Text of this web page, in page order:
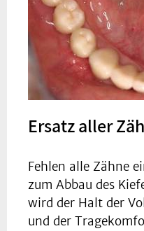
Ersatz aller
Fehlen alle Zähne
zum Abbau des
wird der Halt der
und der